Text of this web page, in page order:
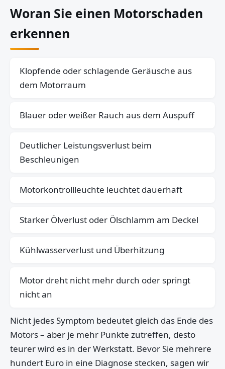
Woran Sie einen Motorschaden
erkennen
Klopfende oder schlagende Geräusche aus
dem Motorraum
Blauer oder weißer Rauch aus dem Auspuff
Deutlicher Leistungsverlust beim
Beschleunigen
Motorkontrollleuchte leuchtet dauerhaft
Starker Ölverlust oder Ölschlamm am Deckel
Kühlwasserverlust und Überhitzung
Motor dreht nicht mehr durch oder springt
nicht an
Nicht jedes Symptom bedeutet gleich das Ende des
Motors – aber je mehr Punkte zutreffen, desto
teurer wird es in der Werkstatt. Bevor Sie mehrere
hundert Euro in eine Diagnose stecken, sagen wir